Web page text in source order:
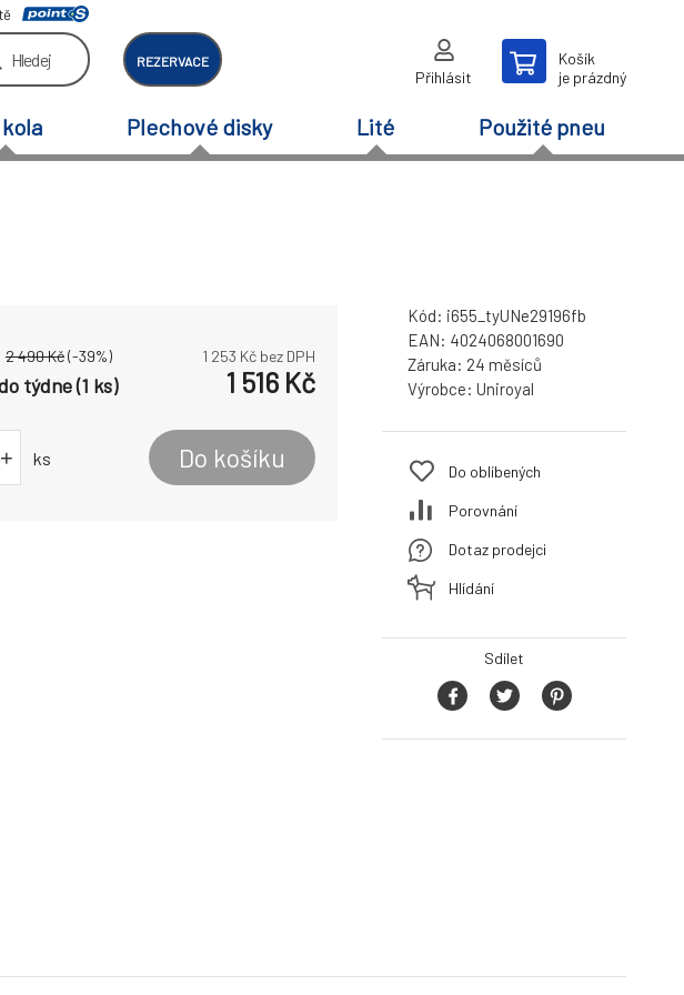
Hledej REZERVACE
Přihlásit
Košík
je prázdný
Plechové disky Lité Použité pneu
2 490Kč(-39%) 1 253 Kč bez DPH
týdne (1 ks) 1 516 Kč
+ ks Do košíku
Kód: i655_tyUNe29196fb
EAN: 4024068001690
Záruka: 24 měsíců
Výrobce: Uniroyal
Do oblíbených
Porovnání
Dotaz prodejci
Hlídání
Sdílet